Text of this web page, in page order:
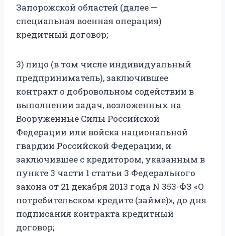
Запорожской областей (далее —
специальная военная операция)
кредитный договор;
3) лицо (в том числе индивидуальный
предприниматель), заключившее
контракт о добровольном содействии в
выполнении задач, возложенных на
Вооруженные Силы Российской
Федерации или войска национальной
гвардии Российской Федерации, и
заключившее с кредитором, указанным в
пункте 3 части 1 статьи 3 Федерального
закона от 21 декабря 2013 года N 353-ФЗ «О
потребительском кредите (займе)», до дня
подписания контракта кредитный
договор;